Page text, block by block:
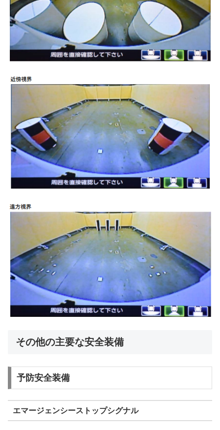
その他の主要な安全装備
予防安全装備
エマージェンシーストップシグナル